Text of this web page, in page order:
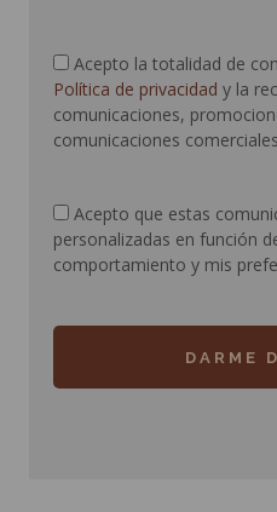
Acepto la totalidad de
Política de privacidad y la
comunicaciones,
comunicaciones
Acepto que estas
personalizadas en función
comportamiento y mis
DARME